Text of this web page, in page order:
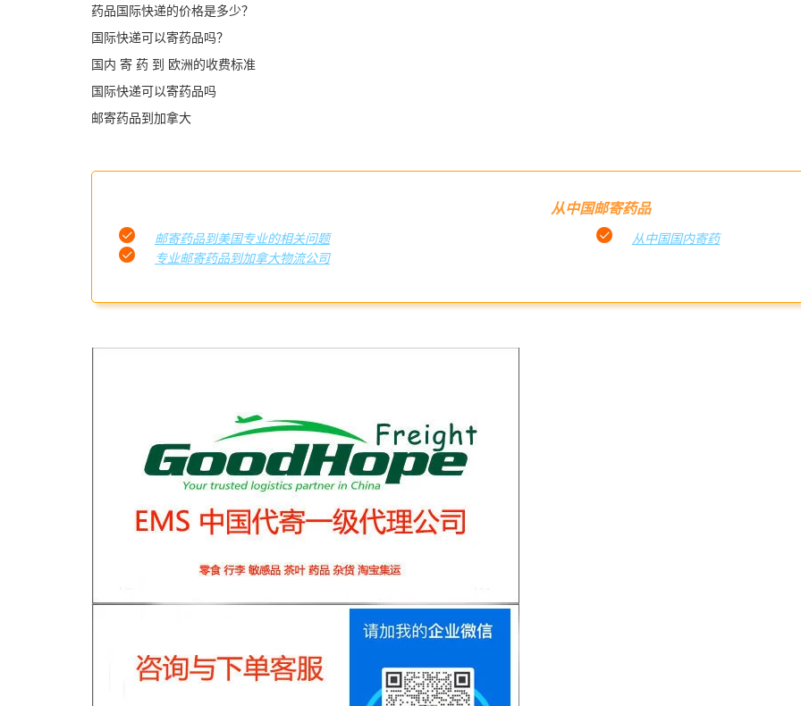
药品国际快递的价格是多少？
国际快递可以寄药品吗？
国内 寄 药 到 欧洲的收费标准
国际快递可以寄药品吗
邮寄药品到加拿大
从中国邮寄药品
邮寄药品到美国专业的相关问题
从中国国内寄药
专业邮寄药品到加拿大物流公司